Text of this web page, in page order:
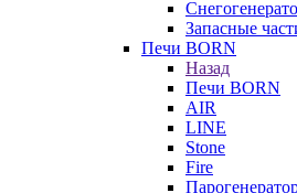
Запасные
Печи BORN
Назад
Печи BORN
AIR
LINE
Stone
Fire